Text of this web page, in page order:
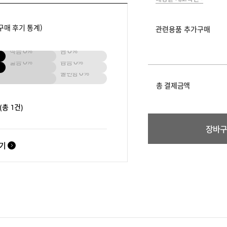
매 후기 통계)
작음0% 큼0%
넓음 0% 좁음0%
불편함 0%
총 1건)
관련용품 추가구매
총 결제금액
장바